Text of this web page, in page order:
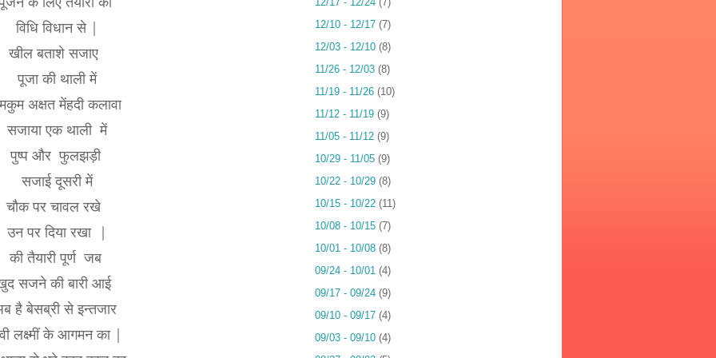
विधि विधान से |
खील बताशे सजाए
पूजा की थाली में
अक्षत मेंहदी कलावा
सजाया एक थाली में
पुष्प और फुलझड़ी
सजाई दूसरी में
चौक पर चावल रखे
उन पर दिया रखा |
कीतैयारी पूर्ण जब
सजने की बारी आई
है बेसब्री से इन्तजार
लक्ष्मीं के आगमन का |
12/10 - 12/17 (7)
12/03 - 12/10 (8)
11/26 - 12/03 (8)
11/19 - 11/26 (10)
11/12 - 11/19 (9)
11/05 - 11/12 (9)
10/29 - 11/05 (9)
10/22 - 10/29 (8)
10/15 - 10/22 (11)
10/08 - 10/15 (7)
10/01 - 10/08 (8)
09/24 - 10/01 (4)
09/17 - 09/24 (9)
09/10 - 09/17 (4)
09/03 - 09/10 (4)